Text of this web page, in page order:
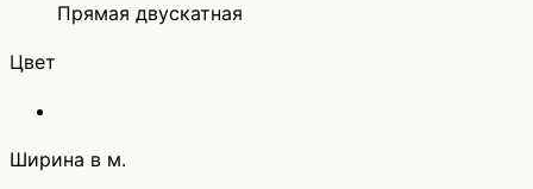
Прямая двускатная
Цвет
Ширина в м.